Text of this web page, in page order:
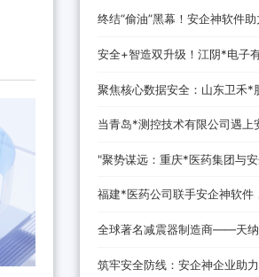
终结“偷油”黑幕！安企神软件
经营，挽回消费者信任
安全+智造双升级！江阴*电子
开启企业防护新时代！
聚焦核心数据安全：山东卫禾*
企神软件构建防泄密屏障！
当青岛*测控技术有限公司遇上
据安全将迎来哪些新变化？
‌"聚势谋远：重庆*医药集团与
作，探索医药+科技融合发展新
福建*医药公司联手安企神软件
序、网站黑名单设置与USB管
全球著名减震器制造商——天纳
安全制造新防线
筑牢安全防线：安企神企业助